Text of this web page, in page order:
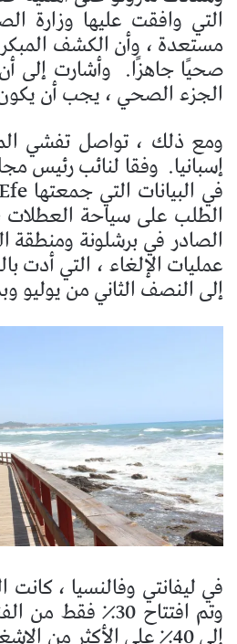
التي وافقت عليها وزارة
مستعدة ، وأن الكشف
صحيًا جاهزًا. وأشارت إلى
الجزء الصحي ، يجب أن
ومع ذلك ، تواصل تفشي
إسبانيا. وفقا لنائب رئيس
الطلب على سياحة
الصادر في برشلونة ومنطقة
عمليات الإلغاء ، التي أدت
إلى النصف الثاني من
في ليفانتي وفالنسيا ،
وتم افتتاح 30٪